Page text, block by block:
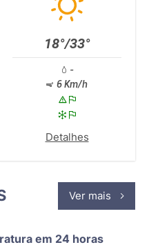
18°/33°
-
6 Km/h
Detalhes
Ver mais
em 24 horas